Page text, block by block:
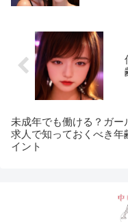
未成年でも働ける？ガー
求人で知っておくべき年
イント